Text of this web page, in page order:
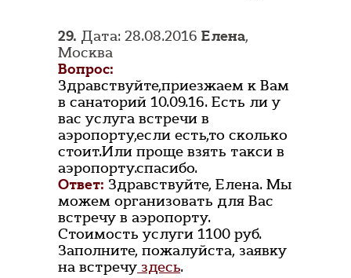
29. Дата: 28.08.2016 Елена,
Москва
Вопрос:
Здравствуйте,приезжаем к Вам
в санаторий 10.09.16. Есть ли у
вас услуга встречи в
аэропорту,если есть,то сколько
стоит.Или проще взять такси в
аэропорту.спасибо.
Ответ: Здравствуйте, Елена. Мы
можем организовать для Вас
встречу в аэропорту.
Стоимость услуги 1100 руб.
Заполните, пожалуйста, заявку
на встречу здесь.